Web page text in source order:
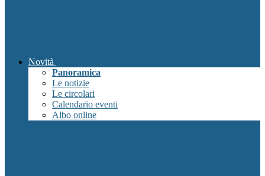
Novità
Panoramica
Le notizie
Le circolari
Calendario eventi
Albo online